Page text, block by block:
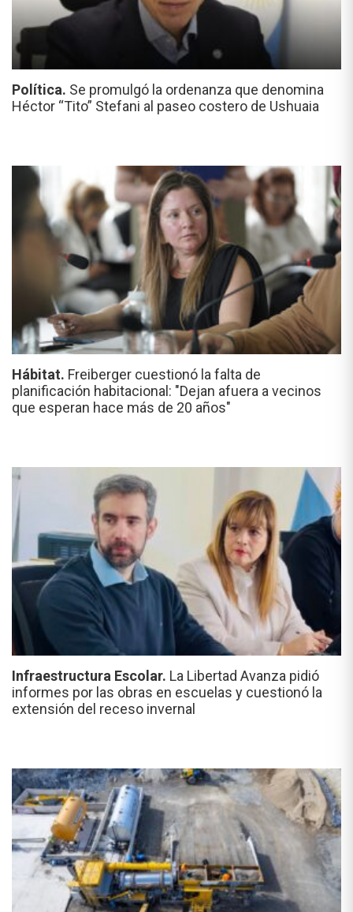
Política. Se promulgó la ordenanza que denomina
Héctor “Tito” Stefani al paseo costero de Ushuaia
Hábitat. Freiberger cuestionó la falta de
planificación habitacional: "Dejan afuera a vecinos
que esperan hace más de 20 años"
Infraestructura Escolar. La Libertad Avanza pidió
informes por las obras en escuelas y cuestionó la
extensión del receso invernal